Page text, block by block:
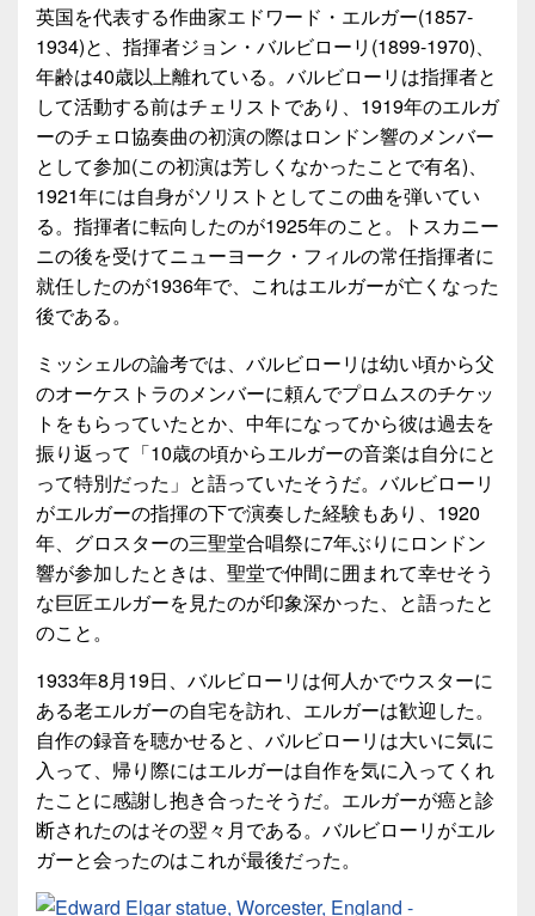
英国を代表する作曲家エドワード・エルガー(1857-
1934)と、指揮者ジョン・バルビローリ(1899-1970)、
年齢は40歳以上離れている。バルビローリは指揮者と
して活動する前はチェリストであり、1919年のエルガ
ーのチェロ協奏曲の初演の際はロンドン響のメンバー
として参加(この初演は芳しくなかったことで有名)、
1921年には自身がソリストとしてこの曲を弾いてい
る。指揮者に転向したのが1925年のこと。トスカニー
ニの後を受けてニューヨーク・フィルの常任指揮者に
就任したのが1936年で、これはエルガーが亡くなった
後である。
ミッシェルの論考では、バルビローリは幼い頃から父
のオーケストラのメンバーに頼んでプロムスのチケッ
トをもらっていたとか、中年になってから彼は過去を
振り返って「10歳の頃からエルガーの音楽は自分にと
って特別だった」と語っていたそうだ。バルビローリ
がエルガーの指揮の下で演奏した経験もあり、1920
年、グロスターの三聖堂合唱祭に7年ぶりにロンドン
響が参加したときは、聖堂で仲間に囲まれて幸せそう
な巨匠エルガーを見たのが印象深かった、と語ったと
のこと。
1933年8月19日、バルビローリは何人かでウスターに
ある老エルガーの自宅を訪れ、エルガーは歓迎した。
自作の録音を聴かせると、バルビローリは大いに気に
入って、帰り際にはエルガーは自作を気に入ってくれ
たことに感謝し抱き合ったそうだ。エルガーが癌と診
断されたのはその翌々月である。バルビローリがエル
ガーと会ったのはこれが最後だった。